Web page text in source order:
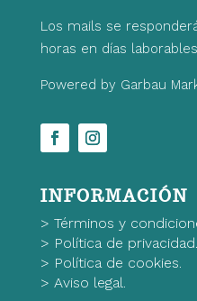
Los mails se
horas en días
Powered by Garbau
INFORMACIÓN
> Términos y
> Política de privacidad.
> Política de cookies.
> Aviso legal.